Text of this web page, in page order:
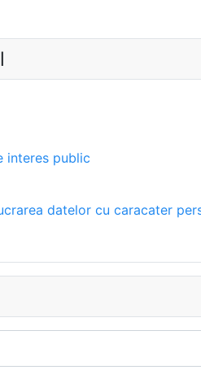
interes public
datelor cu caracater